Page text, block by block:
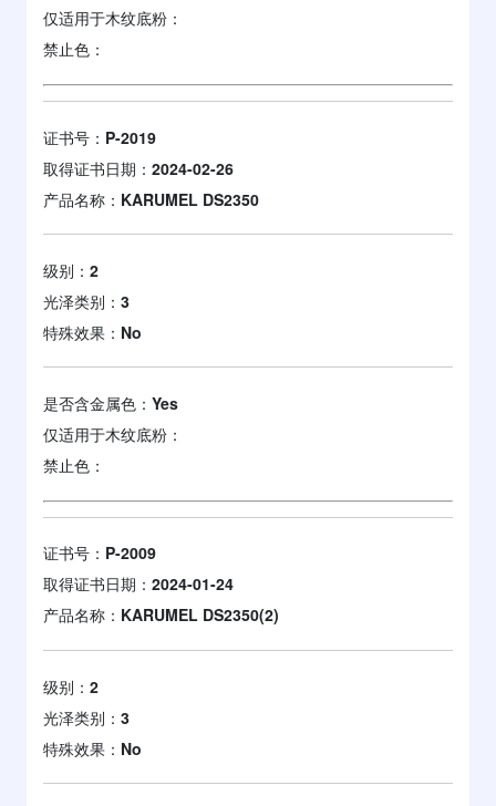
仅适用于木纹底粉：
禁止色：
证书号： P-2019
取得证书日期： 2024-02-26
产品名称： KARUMEL DS2350
级别： 2
光泽类别： 3
特殊效果： No
是否含金属色： Yes
仅适用于木纹底粉：
禁止色：
证书号： P-2009
取得证书日期： 2024-01-24
产品名称： KARUMEL DS2350(2)
级别： 2
光泽类别： 3
特殊效果： No